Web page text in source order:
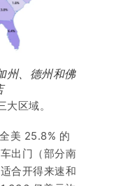
州、德州和佛
区域。
美 25.8% 的
出门（部分南
合开得来速和